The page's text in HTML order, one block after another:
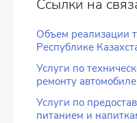
Ссылки на
Объем реализации
Республике
Услуги по
ремонту
Услуги по
питанием и